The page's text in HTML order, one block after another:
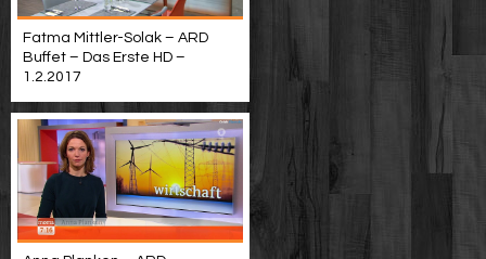
Fatma Mittler-Solak – ARD
Buffet – Das Erste HD –
1.2.2017